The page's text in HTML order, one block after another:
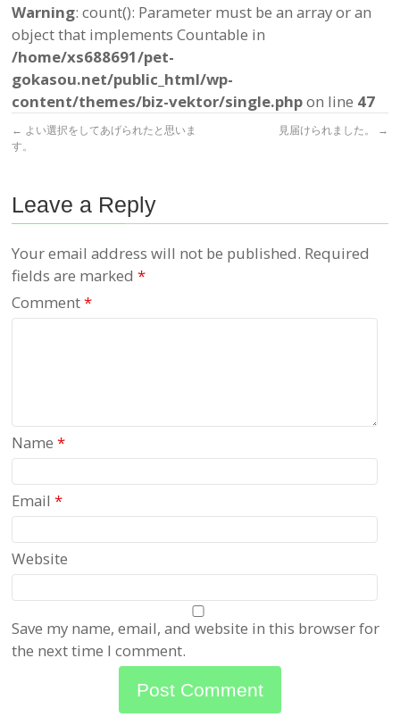
Warning: count(): Parameter must be an array or an
object that implements Countable in
/home/xs688691/pet-
gokasou.net/public_html/wp-
content/themes/biz-vektor/single.phpon line 47
← よい選択をしてあげられたと思いま
す。
見届けられました。 →
Leave a Reply
Your email address will not be published. Required
fields are marked*
Comment*
Name*
Email*
Website
Save my name, email, and website in this browser for
the next time I comment.